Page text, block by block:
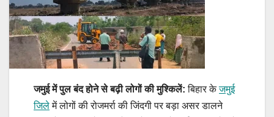
जमुई में पुल बंद होने से बढ़ी लोगों की मुश्किलें: बिहार केजमुई
जिलेमें लोगों की रोजमर्रा की जिंदगी पर बड़ा असर डालने